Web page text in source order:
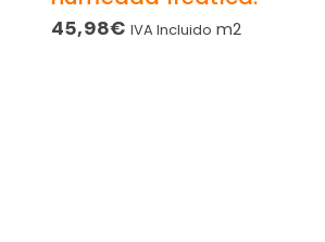
45,98€ IVA Incluido m2